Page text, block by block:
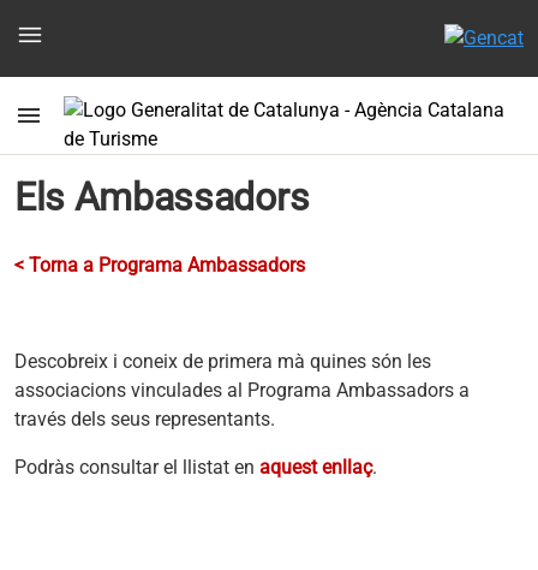
menu
menu
Els Ambassadors
< Torna a Programa Ambassadors
Descobreix i coneix de primera mà quines són les
associacions vinculades al Programa Ambassadors a
través dels seus representants.
Podràs consultar el llistat en aquest enllaç.